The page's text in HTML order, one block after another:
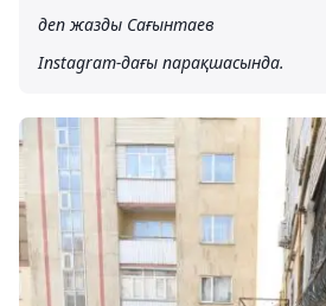
деп жазды Сағынтаев
Instagram-дағы парақшасында.